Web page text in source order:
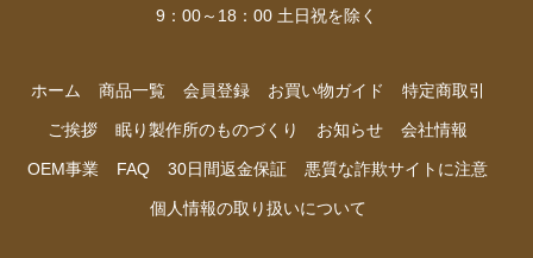
9：00～18：00 土日祝を除く
ホーム 商品⼀覧 会員登録 お買い物ガイド 特定商取引
ご挨拶 眠り製作所のものづくり お知らせ 会社情報
OEM事業 FAQ 30日間返金保証 悪質な詐欺サイトに注意
個人情報の取り扱いについて